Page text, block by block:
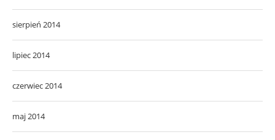
sierpień 2014
lipiec 2014
czerwiec 2014
maj 2014